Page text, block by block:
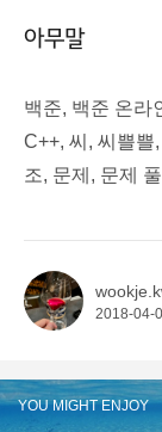
아무말
백준, 백준 온라
C++, 씨, 씨쁠쁠
조, 문제, 문제 풀
2018-04-
YOU MIGHT ENJOY